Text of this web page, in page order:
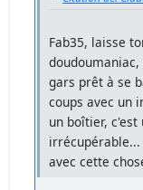
Fab35, laisse
gars prêt à se
coups avec un
un boîtier,
irrécupérable...
avec cette